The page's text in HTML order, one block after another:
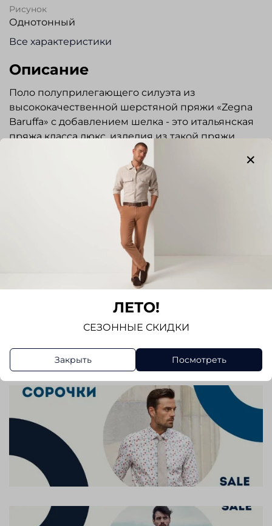
Рисунок
Однотонный
Все характеристики
Описание
Поло полуприлегающего силуэта из
высококачественной шерстяной пряжи «Zegna
Baruffa» с добавлением шелка - это итальянская
пряжа класса люкс, изделия из такой пряжи
мягкие, устойчивы к пилингу и выцветанию, а
так же мало подвержены усадке. Шелковые нити
облегчают изделие, придают им изысканную
элегантность, легкость и стильный шарм.
Воротник отложной. Застежка на молнию.
Передняя часть с рисунком, спинка и рукава
однотонные. Низ изделия и рукавов на резинке.
Стильная и элегантная вещь отлично подойдет
для повседневной носки.
Отзывов еще никто не оставлял
Написать отзыв
ЛЕТО!
СЕЗОННЫЕ СКИДКИ
Закрыть Посмотреть